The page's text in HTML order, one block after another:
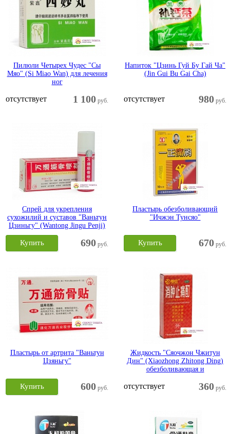
Пилюли Четырех Чудес "Сы
Мяо" (Si Miao Wan) для лечения
ног
1 100 руб.
отсутствует
Напиток "Цзинь Гуй Бу Гай Ча"
(Jin Gui Bu Gai Cha)
980 руб.
отсутствует
Спрей для укрепления
сухожилий и суставов "Ваньтун
Цзиньгу" (Wantong Jingu Penji)
690 руб.
Купить
Пластырь обезболивающий
"Ичжэн Тунсяо"
670 руб.
Купить
Пластырь от артрита "Ваньтун
Цзяньгу"
600 руб.
Купить
Жидкость "Сяочжон Чжитун
Дин" (Xiaozhong Zhitong Ding)
обезболивающая и
360 руб.
отсутствует